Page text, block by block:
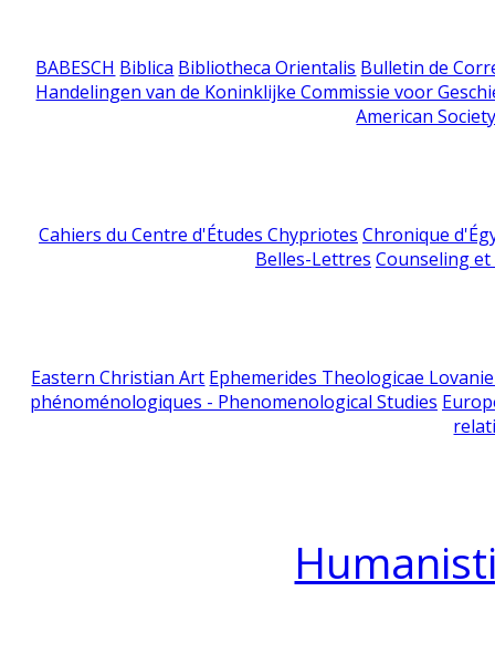
BABESCH Biblica Bibliotheca Orientalis Bulletin de
Handelingen van de Koninklijke Commissie voor
American
Cahiers du Centre d'Études Chypriotes Chronique
Belles-Lettres Counseling
Eastern Christian Art Ephemerides Theologicae
phénoménologiques - Phenomenological Studies